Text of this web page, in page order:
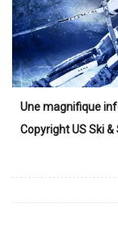
Une magnifique
Copyright US Ski